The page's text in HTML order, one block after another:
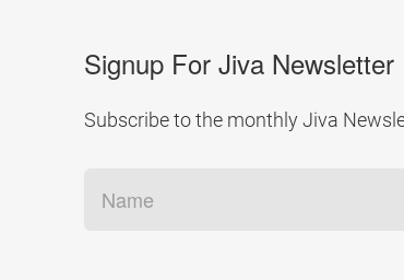
Signup For Jiva Newsletter
Subscribe to the monthly Jiva